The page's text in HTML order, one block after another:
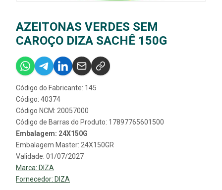
AZEITONAS VERDES SEM
CAROÇO DIZA SACHÊ 150G
Código do Fabricante: 145
Código: 40374
Código NCM: 20057000
Código de Barras do Produto: 17897765601500
Embalagem: 24X150G
Embalagem Master: 24X150GR
Validade: 01/07/2027
Marca: DIZA
Fornecedor: DIZA